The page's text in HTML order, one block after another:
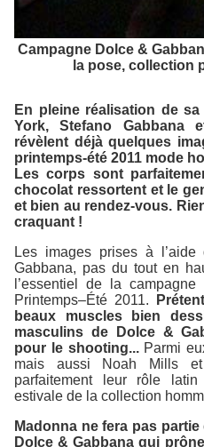
Campagne Dolce &
la pose, collection
En pleine réalisation de
York, Stefano Gabbana
révèlent déjà quelques
printemps-été 2011 mode
Les corps sont
chocolat ressortent et le
et bien au rendez-vous.
craquant !
Les images prises à
Gabbana, pas du tout en
l’essentiel de la
Printemps–Été 2011.
beaux muscles bien
masculins de Dolce &
pour le shooting...Parmi
mais aussi Noah Mills
parfaitement leur rôle
estivale de la collection
Madonna ne fera pas
Dolce & Gabbana qui